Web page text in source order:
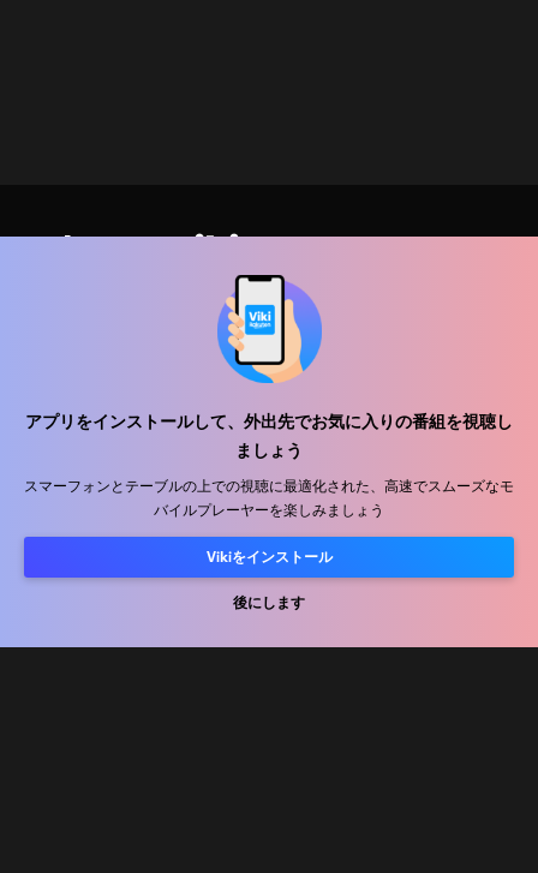
アプリをインストールして、外出先でお気に入りの番組を視聴し
ましょう
スマーフォンとテーブルの上での視聴に最適化された、高速でスムーズなモ
バイルプレーヤーを楽しみましょう
Vikiをインストール
後にします
ヘルプセンター
利用規約